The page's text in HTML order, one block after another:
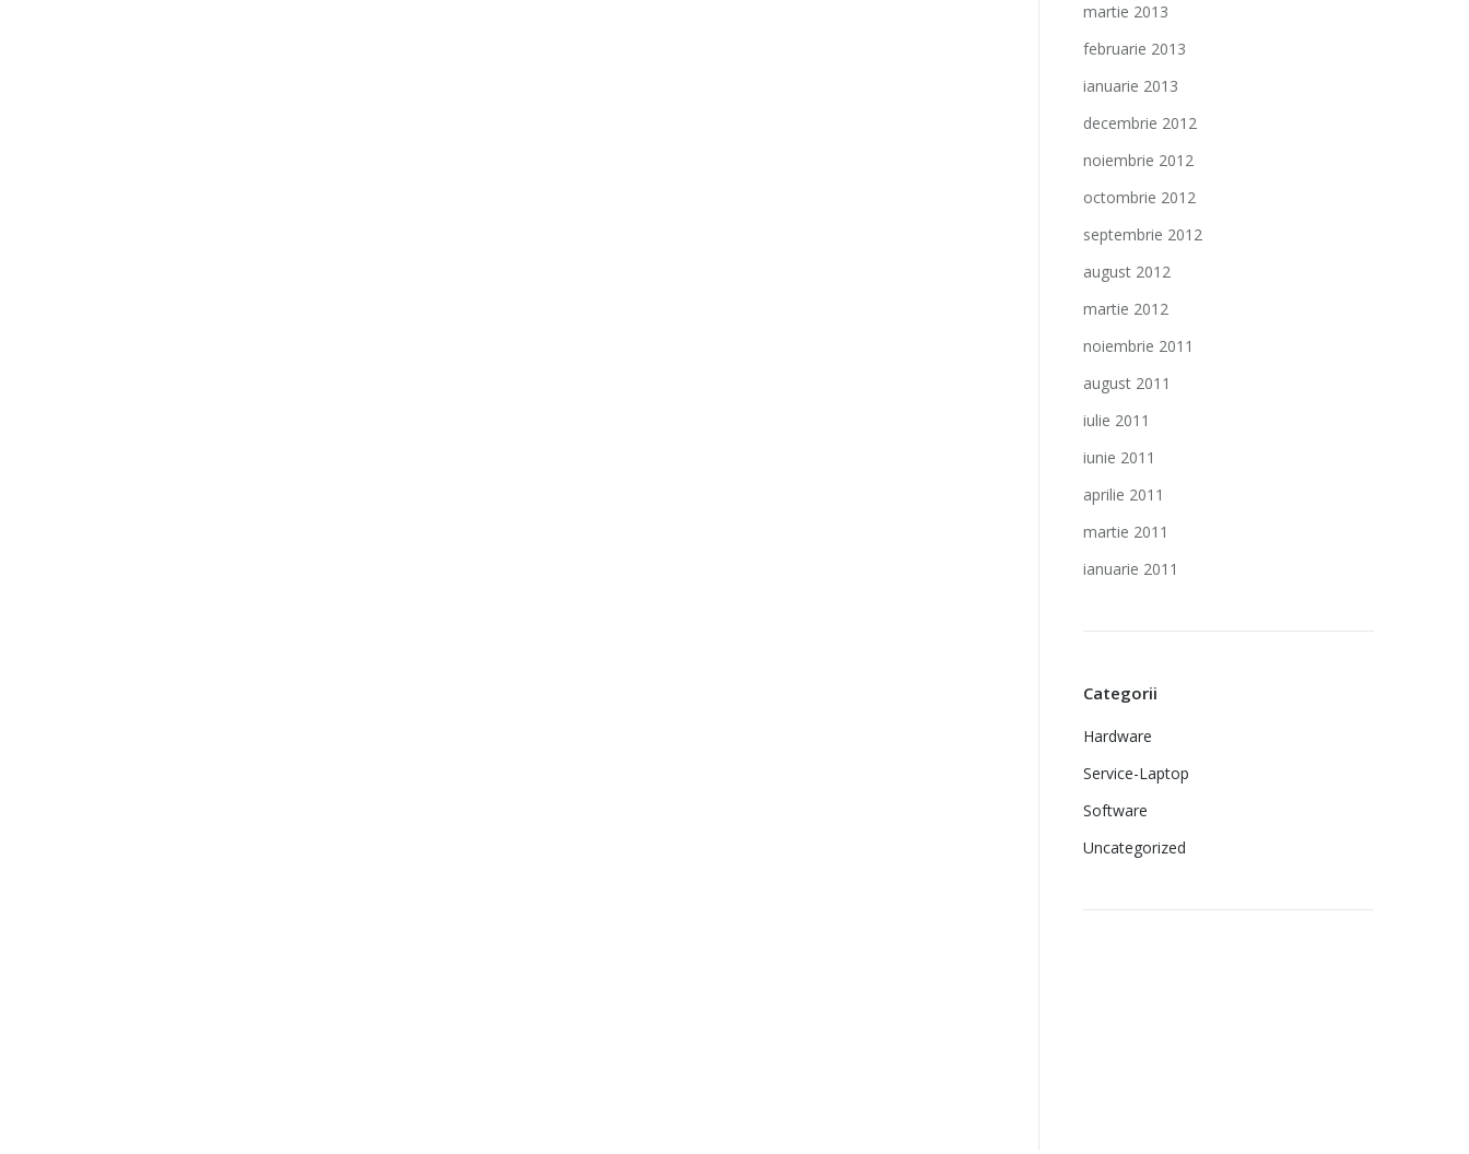
martie 2013
februarie 2013
ianuarie 2013
decembrie 2012
noiembrie 2012
octombrie 2012
septembrie 2012
august 2012
martie 2012
noiembrie 2011
august 2011
iulie 2011
iunie 2011
aprilie 2011
martie 2011
ianuarie 2011
Categorii
Hardware
Service-Laptop
Software
Uncategorized